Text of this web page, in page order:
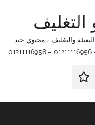
التغليف
والتغليف ، محتوي جبد
اتـصـل
في